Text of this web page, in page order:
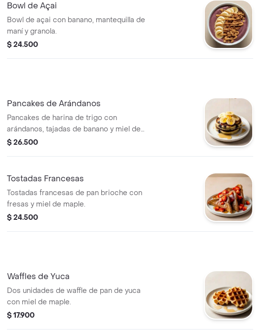
Bowl de Açai
Bowl de açai con banano, mantequilla de
maní y granola.
$ 24.500
Pancakes de Arándanos
Pancakes de harina de trigo con
arándanos, tajadas de banano y miel de
maple.
$ 26.500
Tostadas Francesas
Tostadas francesas de pan brioche con
fresas y miel de maple.
$ 24.500
Waffles de Yuca
Dos unidades de waffle de pan de yuca
con miel de maple.
$ 17.900